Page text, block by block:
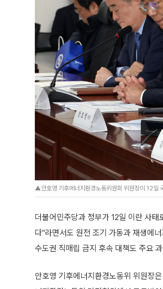
▲안호영 기후에너지환경노동위원회 위원장이 12일
더불어민주당과 정부가 12일 이란 사
다"라면서도 원전 조기 가동과 재생에
수도권 직매립 금지 후속 대책도 주요
안호영 기후에너지환경노동위 위원장